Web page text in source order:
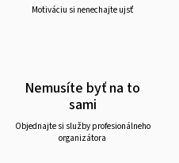
Motiváciu si nenechajte ujsť
Nemusíte byť na to
sami
Objednajte si služby profesionálneho
organizátora